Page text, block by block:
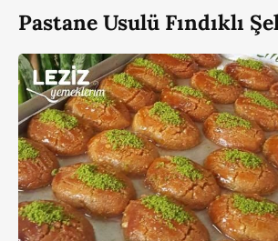
Pastane Usulü Fındıklı